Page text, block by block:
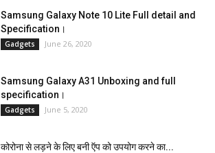
Samsung Galaxy Note 10 Lite Full detail and
Specification।
Gadgets June 26, 2020
Samsung Galaxy A31 Unboxing and full
specification।
Gadgets June 5, 2020
कोरोना से लड़ने के लिए बनी ऍप को उपयोग करने का...